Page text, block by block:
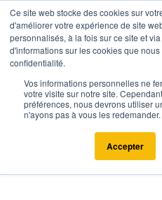
Ce site web stocke des cookies sur
d'améliorer votre expérience de site
personnalisés, à la fois sur ce site et
d'informations sur les cookies que
confidentialité.
Vos informations personnelles ne
votre visite sur notre site.
préférences, nous devrons utiliser
n'ayons pas à vous les redemander.
Accepter
Agence.immo Prix immobilier
Prix de